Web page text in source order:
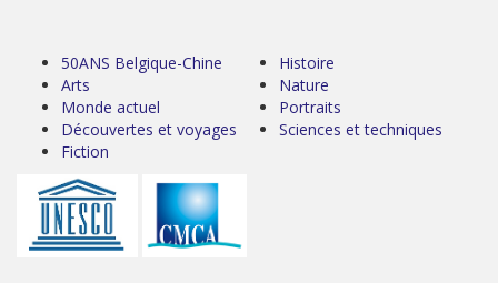
50ANS Belgique-Chine
Arts
Monde actuel
Découvertes et voyages
Fiction
Histoire
Nature
Portraits
Sciences et techniques